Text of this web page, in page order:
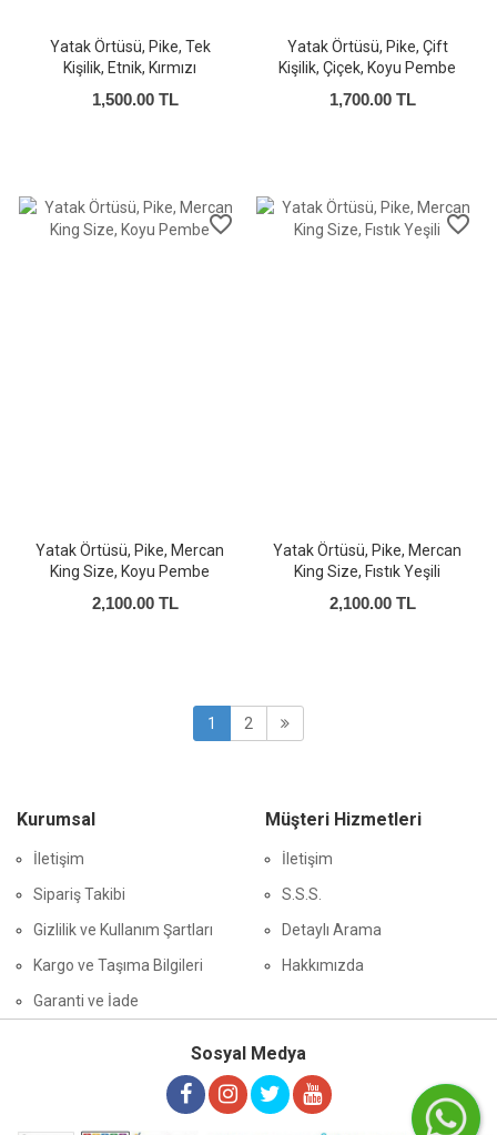
Yatak Örtüsü, Pike, Tek
Kişilik, Etnik, Kırmızı
1,500.00 TL
Yatak Örtüsü, Pike, Çift
Kişilik, Çiçek, Koyu Pembe
1,700.00 TL
favorite_border
Yatak Örtüsü, Pike, Mercan
King Size, Koyu Pembe
2,100.00 TL
favorite_border
Yatak Örtüsü, Pike, Mercan
King Size, Fıstık Yeşili
2,100.00 TL
1 2
Kurumsal
İletişim
Sipariş Takibi
Gizlilik ve Kullanım Şartları
Kargo ve Taşıma Bilgileri
Garanti ve İade
Müşteri Hizmetleri
İletişim
S.S.S.
Detaylı Arama
Hakkımızda
Sosyal Medya